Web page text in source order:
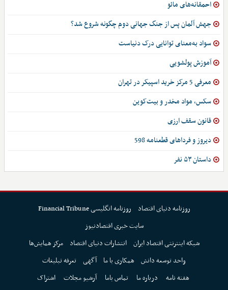
احمقانه‌های مائو
جهش آلمان پس از جنگ جهانی دوم چگونه شروع شد؟
سواد به‌معنای توانایی درک دنیاست
آموزش پولشویی
معرفی 5 مرکز خرید اسپیکر در تهران
سکس، مواد مخدر و بیت‌کوین
قانون سقف ارزی
دیروز و فرداهای قطعنامه 598
داستان ۵۳ نفر
روزنامه دنیای اقتصاد
روزنامه انگلیسی Financial Tribune
سایت خبری اقتصادنیوز
شبکه اینترنتی اقتصاد ایران انتشارات دنیای اقتصاد
مرکز همایش‌ها
واحد توسعه دانش همکاری با ما آگهی تعرفه تبلیغات
هفته نامه
درباره ما تماس باما آرشیو مجلات اشتراک